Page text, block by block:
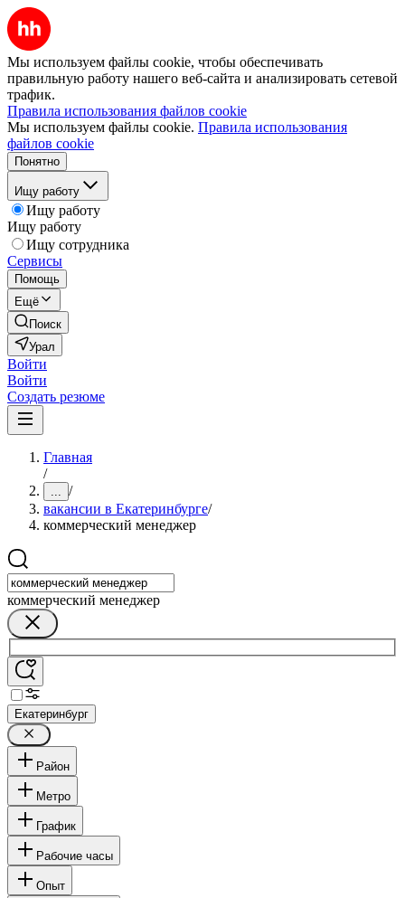
Мы используем файлы cookie, чтобы обеспечивать
правильную работу нашего веб-сайта и анализировать сетевой
трафик.
Правила использования файлов cookie
Мы используем файлы cookie. Правила использования
файлов cookie
Понятно
Ищу работу
Ищу работу
Ищу работу
Ищу сотрудника
Сервисы
Помощь
Ещё
Поиск
Урал
Войти
Войти
Создать резюме
Главная
/
... /
вакансии в Екатеринбурге/
коммерческий менеджер
коммерческий менеджер
Екатеринбург
Район
Метро
График
Рабочие часы
Опыт